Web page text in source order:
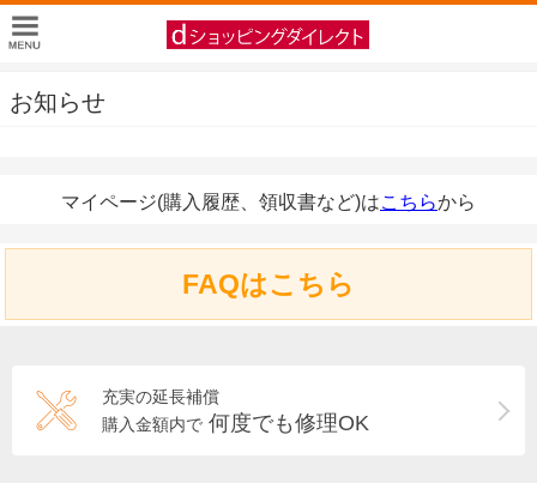
お知らせ
マイページ(購入履歴、領収書など)はこちらから
FAQはこちら
充実の延長補償
購入金額内で 何度でも修理OK